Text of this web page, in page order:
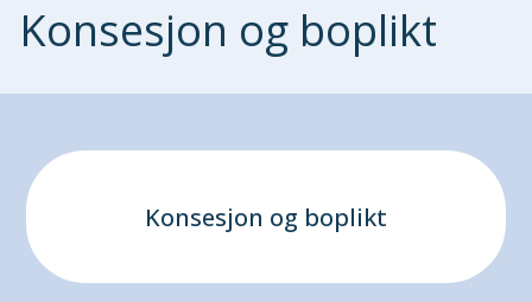
Konsesjon og boplikt
Konsesjon og boplikt